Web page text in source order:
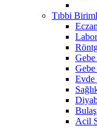
Tıbbi
Evde
Acil